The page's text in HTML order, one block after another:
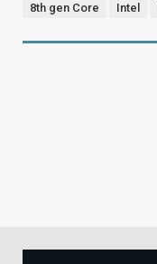
8th gen Core Intel